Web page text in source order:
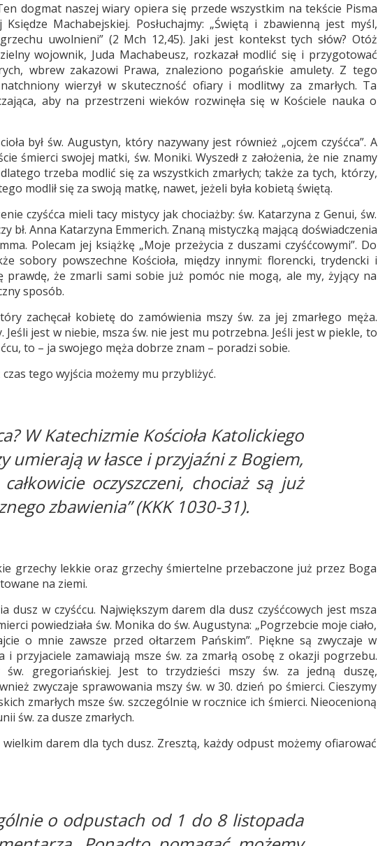
dogmat naszej wiary opiera się przede wszystkim na tekście Pisma
Machabejskiej. Posłuchajmy: „Świętą i zbawienną jest myśl,
uwolnieni” (2 Mch 12,45). Jaki jest kontekst tych słów? Otóż
wojownik, Juda Machabeusz, rozkazał modlić się i przygotować
wbrew zakazowi Prawa, znaleziono pogańskie amulety. Z tego
wierzył w skuteczność ofiary i modlitwy za zmarłych. Ta
aby na przestrzeni wieków rozwinęła się w Kościele nauka o
był św. Augustyn, który nazywany jest również „ojcem czyśćca”. A
śmierci swojej matki, św. Moniki. Wyszedł z założenia, że nie znamy
trzeba modlić się za wszystkich zmarłych; także za tych, którzy,
modlił się za swoją matkę, nawet, jeżeli była kobietą świętą.
czyśćca mieli tacy mistycy jak chociażby: św. Katarzyna z Genui, św.
bł. Anna Katarzyna Emmerich. Znaną mistyczką mającą doświadczenia
Polecam jej książkę „Moje przeżycia z duszami czyśćcowymi”. Do
sobory powszechne Kościoła, między innymi: florencki, trydencki i
że zmarli sami sobie już pomóc nie mogą, ale my, żyjący na
sposób.
zachęcał kobietę do zamówienia mszy św. za jej zmarłego męża.
jest w niebie, msza św. nie jest mu potrzebna. Jeśli jest w piekle, to
to – ja swojego męża dobrze znam – poradzi sobie.
tego wyjścia możemy mu przybliżyć.
W Katechizmie Kościoła Katolickiego
umierają w łasce i przyjaźni z Bogiem,
oczyszczeni, chociaż są już
zbawienia” (KKK 1030-31).
grzechy lekkie oraz grzechy śmiertelne przebaczone już przez Boga
na ziemi.
w czyśćcu. Największym darem dla dusz czyśćcowych jest msza
powiedziała św. Monika do św. Augustyna: „Pogrzebcie moje ciało,
o mnie zawsze przed ołtarzem Pańskim”. Piękne są zwyczaje w
przyjaciele zamawiają msze św. za zmarłą osobę z okazji pogrzebu.
św. gregoriańskiej. Jest to trzydzieści mszy św. za jedną duszę,
zwyczaje sprawowania mszy św. w 30. dzień po śmierci. Cieszymy
zmarłych msze św. szczególnie w rocznice ich śmierci. Nieocenioną
św. za dusze zmarłych.
darem dla tych dusz. Zresztą, każdy odpust możemy ofiarować
o odpustach od 1 do 8 listopada